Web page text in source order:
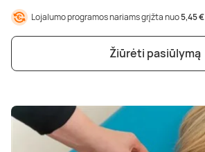
Lojalumo programos nariams grįžta nuo5,45 €
Žiūrėti pasiūlymą